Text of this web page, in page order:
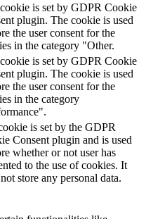
is set by GDPR Cookie
plugin. The cookie is used
the user consent for the
in the category "Other.
is set by GDPR Cookie
plugin. The cookie is used
the user consent for the
in the category
is set by the GDPR
Consent plugin and is used
whether or not user has
to the use of cookies. It
store any personal data.